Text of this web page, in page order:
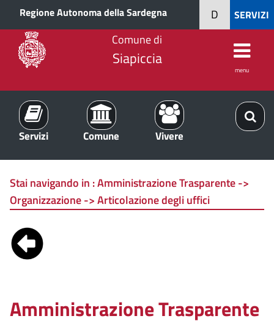
Regione Autonoma della Sardegna SERVIZI
D
Comune di
Siapiccia
menu
Servizi Comune Vivere
Stai navigando in :Amministrazione Trasparente ->
Organizzazione -> Articolazione degli uffici
Amministrazione Trasparente